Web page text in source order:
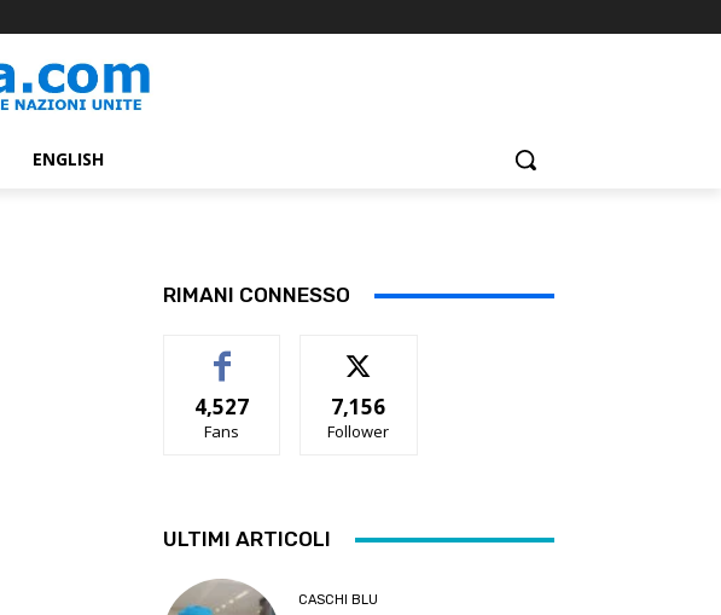
ENGLISH
RIMANI CONNESSO
4,527
Fans
7,156
Follower
ULTIMI ARTICOLI
CASCHI BLU